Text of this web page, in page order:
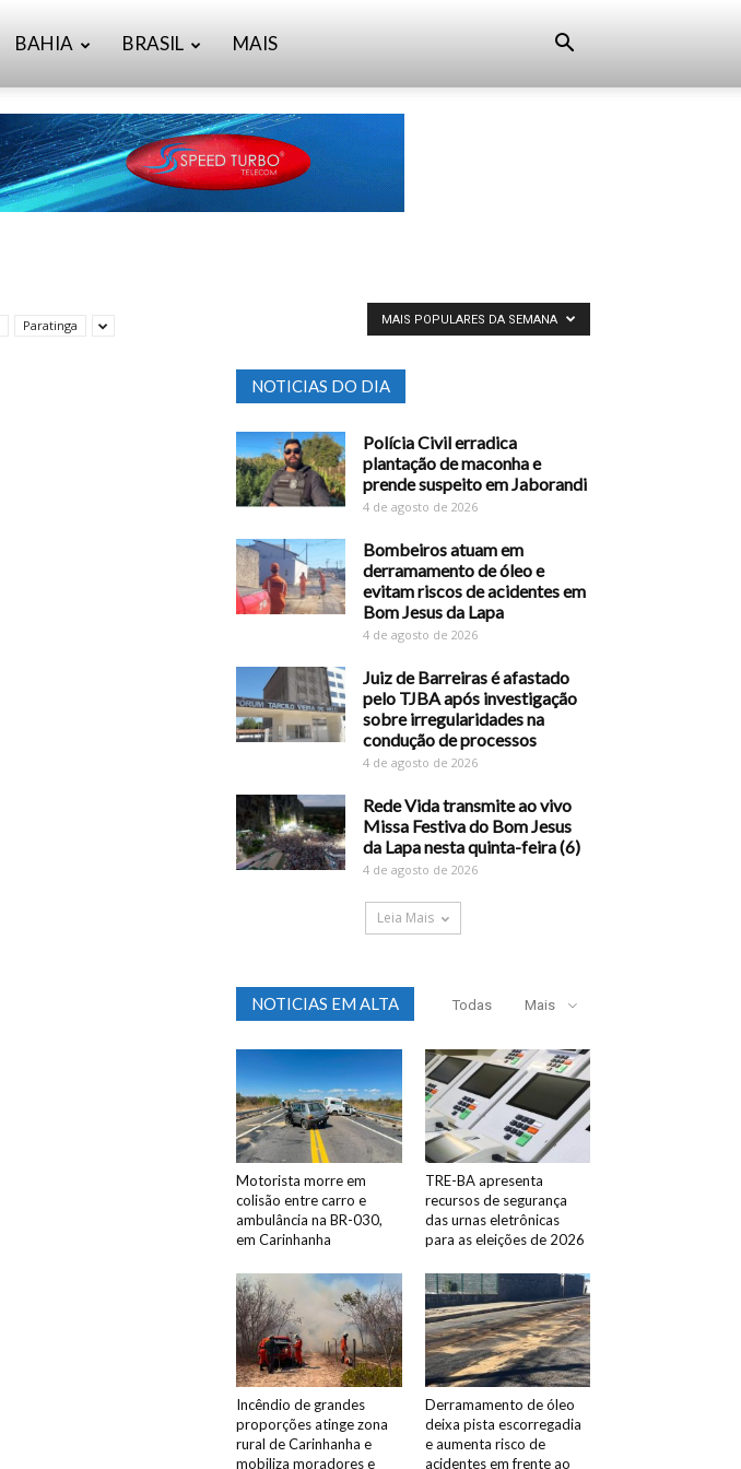
BAHIA BRASIL MAIS
Paratinga MAIS POPULARES DA SEMANA
NOTICIAS DO DIA
Polícia Civil erradica
plantação de maconha e
prende suspeito em Jaborandi
4 de agosto de 2026
Bombeiros atuam em
derramamento de óleo e
evitam riscos de acidentes em
Bom Jesus da Lapa
4 de agosto de 2026
Juiz de Barreiras é afastado
pelo TJBA após investigação
sobre irregularidades na
condução de processos
4 de agosto de 2026
Rede Vida transmite ao vivo
Missa Festiva do Bom Jesus
da Lapa nesta quinta-feira (6)
4 de agosto de 2026
Leia Mais
NOTICIAS EM ALTA Todas Mais
Motorista morre em
colisão entre carro e
ambulância na BR-030,
em Carinhanha
TRE-BA apresenta
recursos de segurança
das urnas eletrônicas
para as eleições de 2026
Incêndio de grandes
proporções atinge zona
rural de Carinhanha e
mobiliza moradores e
Derramamento de óleo
deixa pista escorregadia
e aumenta risco de
acidentes em frente ao